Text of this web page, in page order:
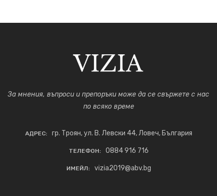
За мнения, въпроси и препоръки може да се свържете с нас
по всяко време
АДРЕС: гр. Троян, ул. В. Левски 44, Ловеч, България
ТЕЛЕФОН: 0884 916 716
ИМЕЙЛ: vizia2019@abv.bg